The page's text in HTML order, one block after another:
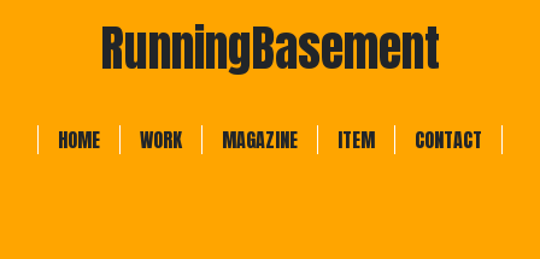
RunningBasement
HOME WORK MAGAZINE ITEM CONTACT